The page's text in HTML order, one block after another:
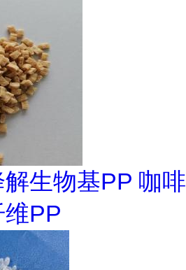
生物基PP 咖啡
PP